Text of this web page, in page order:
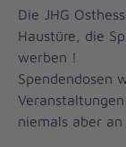
Die JHG
Haustüre, die
werben !
Spendendosen
niemals aber